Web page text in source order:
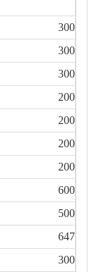
300
300
300
200
200
200
200
600
500
647
300